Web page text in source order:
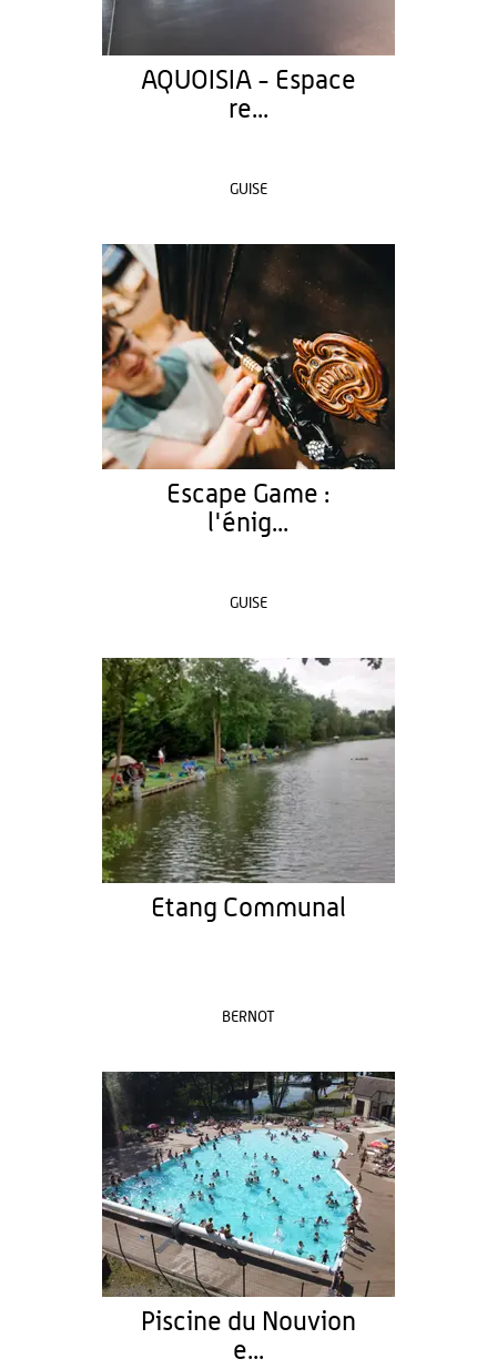
AQUOISIA - Espace
re...
GUISE
Escape Game :
l'énig...
GUISE
Etang Communal
BERNOT
Piscine du Nouvion
e...